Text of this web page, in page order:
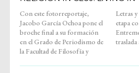
Con este fotorreportaje,
Jacobo García Ochoa pone el
broche final a su formación
en el Grado de Periodismo de
la Facultad de Filosofía y
Letras y cierra también su
etapa como colaborador de
Entremedios. Su trabajo nos
traslada